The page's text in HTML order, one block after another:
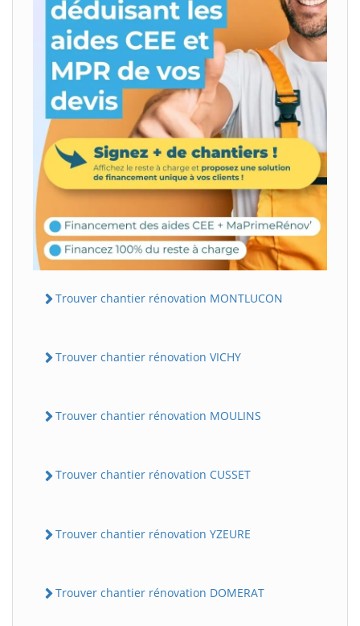
Trouver chantier rénovation MONTLUCON
Trouver chantier rénovation VICHY
Trouver chantier rénovation MOULINS
Trouver chantier rénovation CUSSET
Trouver chantier rénovation YZEURE
Trouver chantier rénovation DOMERAT